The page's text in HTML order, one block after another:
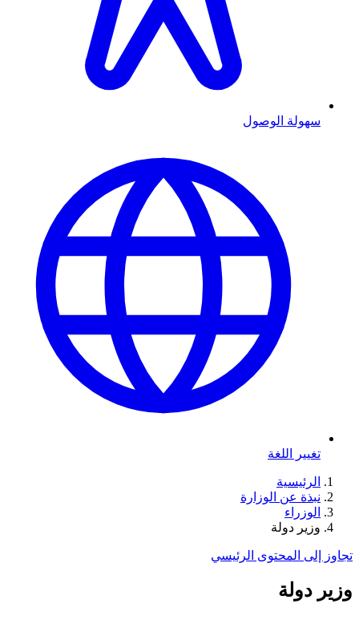
سهولة الوصول
تغيير اللغة
الرئيسية
نبذة عن الوزارة
الوزراء
وزير دولة
تجاوز إلى المحتوى الرئيسي
وزير دولة